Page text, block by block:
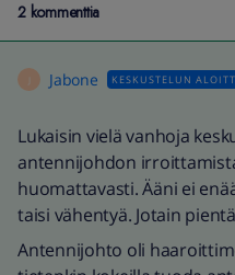
2 kommenttia
Jabone KESKUSTELUN
Lukaisin vielä vanhoja
antennijohdon
huomattavasti. Ääni ei
taisi vähentyä. Jotain
Antennijohto oli